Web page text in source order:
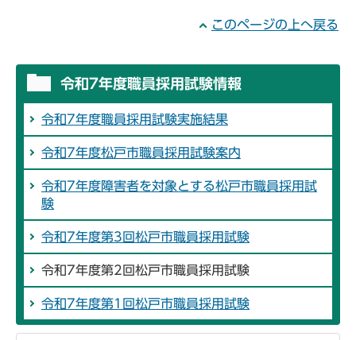
このページの上へ戻る
令和7年度職員採用試験情報
令和7年度職員採用試験実施結果
令和7年度松戸市職員採用試験案内
令和7年度障害者を対象とする松戸市職員採用試
験
令和7年度第3回松戸市職員採用試験
令和7年度第2回松戸市職員採用試験
令和7年度第1回松戸市職員採用試験